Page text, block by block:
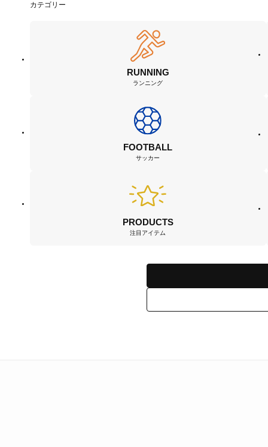
カテゴリー
RUNNING
ランニング
FOOTBALL
サッカー
PRODUCTS
注目アイテム